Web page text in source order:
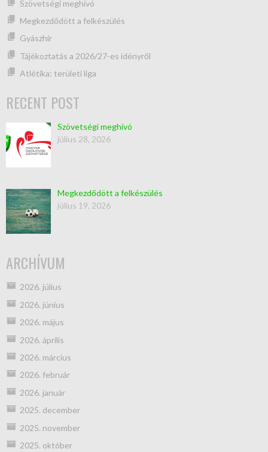
Szövetségi meghívó
Megkezdődött a felkészülés
Gyászhír
Tájékoztatás a 2026/27-es idényről
Atlétika: területi liga
RECENT POST
Szövetségi meghívó
július 28, 2026
Megkezdődött a felkészülés
július 19, 2026
ARCHÍVUM
2026. július
2026. június
2026. május
2026. április
2026. március
2026. február
2026. január
2025. december
2025. november
2025. október